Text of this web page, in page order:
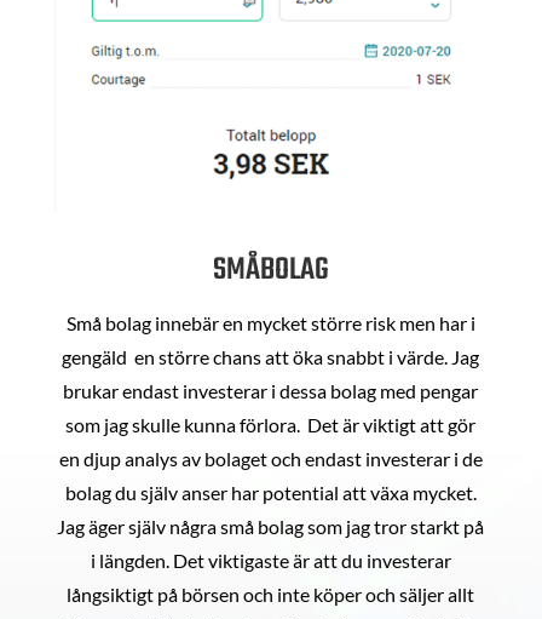
SMÅBOLAG
Små bolag innebär en mycket större risk men har i
gengäld en större chans att öka snabbt i värde. Jag
brukar endast investerar i dessa bolag med pengar
som jag skulle kunna förlora. Det är viktigt att gör
en djup analys av bolaget och endast investerar i de
bolag du själv anser har potential att växa mycket.
Jag äger själv några små bolag som jag tror starkt på
i längden. Det viktigaste är att du investerar
långsiktigt på börsen och inte köper och säljer allt